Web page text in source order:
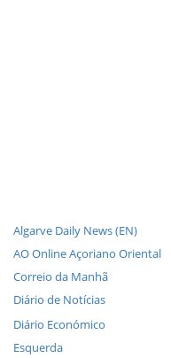
Algarve Daily News (EN)
AO Online Açoriano Oriental
Correio da Manhã
Diário de Notícias
Diário Económico
Esquerda